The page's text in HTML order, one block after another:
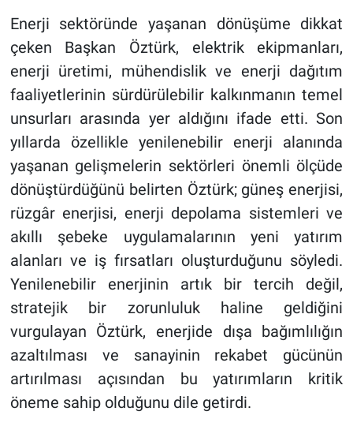
Enerji sektöründe yaşanan dönüşüme dikkat
çeken Başkan Öztürk, elektrik ekipmanları,
enerji üretimi, mühendislik ve enerji dağıtım
faaliyetlerinin sürdürülebilir kalkınmanın temel
unsurları arasında yer aldığını ifade etti. Son
yıllarda özellikle yenilenebilir enerji alanında
yaşanan gelişmelerin sektörleri önemli ölçüde
dönüştürdüğünü belirten Öztürk; güneş enerjisi,
rüzgâr enerjisi, enerji depolama sistemleri ve
akıllı şebeke uygulamalarının yeni yatırım
alanları ve iş fırsatları oluşturduğunu söyledi.
Yenilenebilir enerjinin artık bir tercih değil,
stratejik bir zorunluluk haline geldiğini
vurgulayan Öztürk, enerjide dışa bağımlılığın
azaltılması ve sanayinin rekabet gücünün
artırılması açısından bu yatırımların kritik
öneme sahip olduğunu dile getirdi.